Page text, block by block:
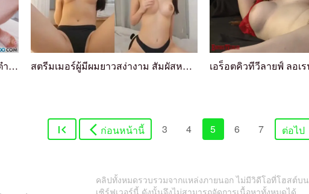
ผู้หญิงผมแดงหน้าอกใหญ่ถูกจับโดยตำรวจแดนตอน (Laure... สตรีมเมอร์ผู้มีผมยาวสง่างาม สัมผัสหน้าอกและมีเพศส...
ก่อนหน้านี้ 3 4 5 6 7 ต่อไป
คลิปทั้งหมดรวบรวมจากแหล่งภายนอก ไม่มีวิดีโอที่โฮสต์บน